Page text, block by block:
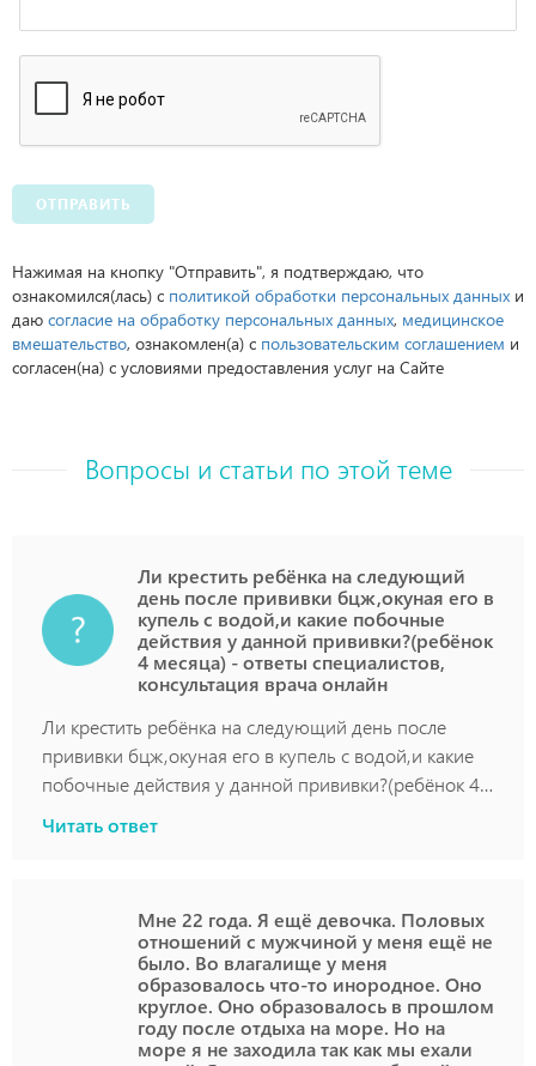
ОТПРАВИТЬ
Нажимая на кнопку "Отправить", я подтверждаю, что
ознакомился(лась) с политикой обработки персональных данных и
даю согласие на обработку персональных данных, медицинское
вмешательство, ознакомлен(а) с пользовательским соглашением и
согласен(на) с условиями предоставления услуг на Сайте
Вопросы и статьи по этой теме
Ли крестить ребёнка на следующий
день после прививки бцж,окуная его в
купель с водой,и какие побочные
действия у данной прививки?(ребёнок
4 месяца) - ответы специалистов,
консультация врача онлайн
Ли крестить ребёнка на следующий день после
прививки бцж,окуная его в купель с водой,и какие
побочные действия у данной прививки?(ребёнок 4
Читать ответ
Мне 22 года. Я ещё девочка. Половых
отношений с мужчиной у меня ещё не
было. Во влагалище у меня
образовалось что-то инородное. Оно
круглое. Оно образовалось в прошлом
году после отдыха на море. Но на
море я не заходила так как мы ехали